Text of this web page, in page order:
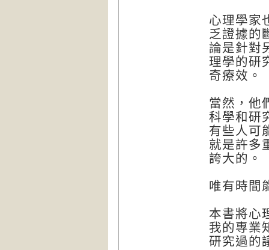
心理學家
乏證據的
論是針對
理學的研
奇療效。
當然，他
科學和研
有些人可
就是許多
誇大的。
唯有時間
本書將心
我的專業
研究過的